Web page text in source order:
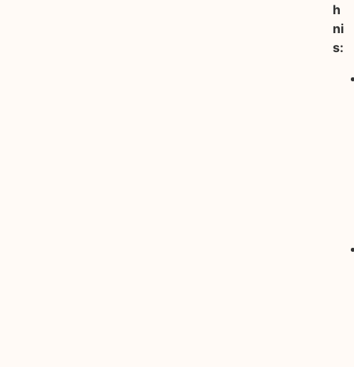
h
ni
s: